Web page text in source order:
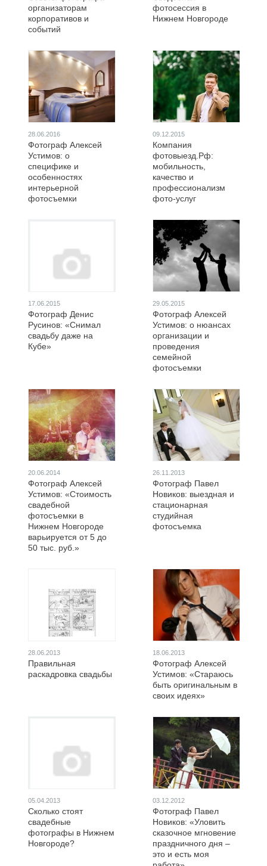
организаторам
корпоративов и
событий
фотосессия в
Нижнем Новгороде
28.06.2016
Фотограф Алексей
Устимов: о
специфике и
особенностях
интерьерной
фотосъемки
09.12.2015
Компания
фотовыезд.Рф:
мобильность,
качество и
профессионализм
фото-услуг
17.06.2015
Фотограф Денис
Русинов: «Снимал
свадьбу даже на
Кубе»
29.05.2015
Фотограф Алексей
Устимов: о нюансах
организации и
проведения
семейной
фотосъемки
20.06.2014
Фотограф Алексей
Устимов: «Стоимость
свадебной
фотосъемки в
Нижнем Новгороде
варьируется от 5 до
50 тыс. руб.»
26.11.2013
Фотограф Павел
Новиков: выездная и
стационарная
студийная
фотосъемка
28.06.2013
Правильная
раскадровка свадьбы
18.06.2013
Фотограф Алексей
Устимов: «Стараюсь
быть оригинальным в
своих идеях»
05.04.2013
Сколько стоят
свадебные
фотографы в Нижнем
Новгороде?
03.12.2012
Фотограф Павел
Новиков: «Уловить
сказочное мгновение
праздничного дня –
это и есть моя